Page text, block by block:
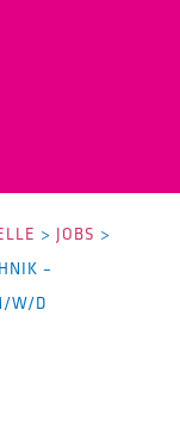
> JOBS >
–
W/D